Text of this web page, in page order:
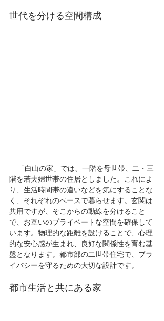
世代を分ける空間構成
階を若夫婦世帯の住居としました。これによ
り、生活時間帯の違いなどを気にすることな
く、それぞれのペースで暮らせます。玄関は
共用ですが、そこからの動線を分けること
で、お互いのプライベートな空間を確保して
います。物理的な距離を設けることで、心理
的な安心感が生まれ、良好な関係性を育む基
盤となります。都市部の二世帯住宅で、プラ
イバシーを守るための大切な設計です。
都市生活と共にある家